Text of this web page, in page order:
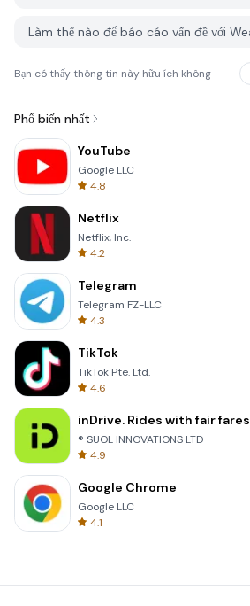
Bạn có thấy thông tin này hữu ích không
Phổ biến nhất
YouTube
Google LLC
4.8
Netflix
Netflix, Inc.
4.2
Telegram
Telegram FZ-LLC
4.3
TikTok
TikTok Pte. Ltd.
4.6
inDrive. Rides with fair fares
® SUOL INNOVATIONS LTD
4.9
Google Chrome
Google LLC
4.1